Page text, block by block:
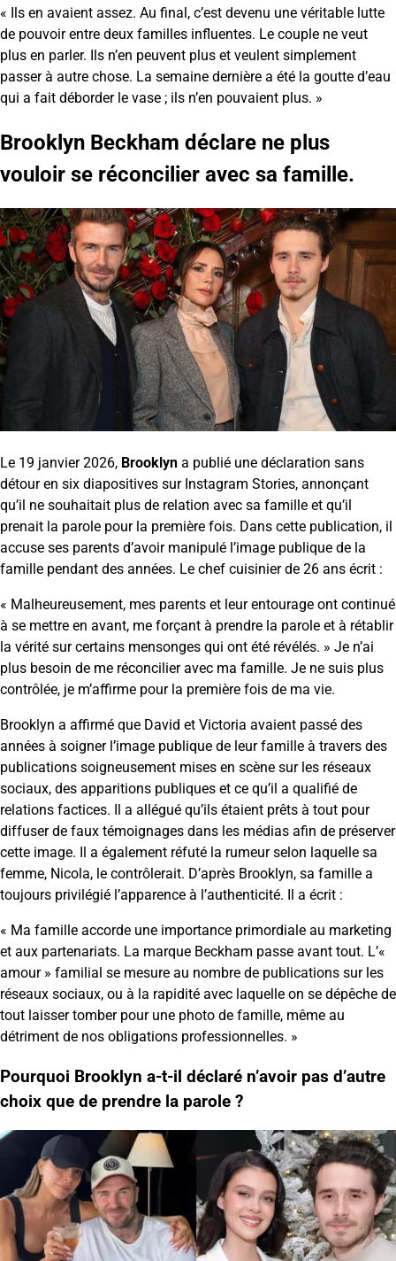
« Ils en avaient assez. Au final, c’est devenu une véritable lutte
de pouvoir entre deux familles influentes. Le couple ne veut
plus en parler. Ils n’en peuvent plus et veulent simplement
passer à autre chose. La semaine dernière a été la goutte d’eau
qui a fait déborder le vase ; ils n’en pouvaient plus. »
Brooklyn Beckham déclare ne plus
vouloir se réconcilier avec sa famille.
Le 19 janvier 2026, Brooklyn a publié une déclaration sans
détour en six diapositives sur Instagram Stories, annonçant
qu’il ne souhaitait plus de relation avec sa famille et qu’il
prenait la parole pour la première fois. Dans cette publication, il
accuse ses parents d’avoir manipulé l’image publique de la
famille pendant des années. Le chef cuisinier de 26 ans écrit :
« Malheureusement, mes parents et leur entourage ont continué
à se mettre en avant, me forçant à prendre la parole et à rétablir
la vérité sur certains mensonges qui ont été révélés. » Je n’ai
plus besoin de me réconcilier avec ma famille. Je ne suis plus
contrôlée, je m’affirme pour la première fois de ma vie.
Brooklyn a affirmé que David et Victoria avaient passé des
années à soigner l’image publique de leur famille à travers des
publications soigneusement mises en scène sur les réseaux
sociaux, des apparitions publiques et ce qu’il a qualifié de
relations factices. Il a allégué qu’ils étaient prêts à tout pour
diffuser de faux témoignages dans les médias afin de préserver
cette image. Il a également réfuté la rumeur selon laquelle sa
femme, Nicola, le contrôlerait. D’après Brooklyn, sa famille a
toujours privilégié l’apparence à l’authenticité. Il a écrit :
« Ma famille accorde une importance primordiale au marketing
et aux partenariats. La marque Beckham passe avant tout. L’«
amour » familial se mesure au nombre de publications sur les
réseaux sociaux, ou à la rapidité avec laquelle on se dépêche de
tout laisser tomber pour une photo de famille, même au
détriment de nos obligations professionnelles. »
Pourquoi Brooklyn a-t-il déclaré n’avoir pas d’autre
choix que de prendre la parole ?